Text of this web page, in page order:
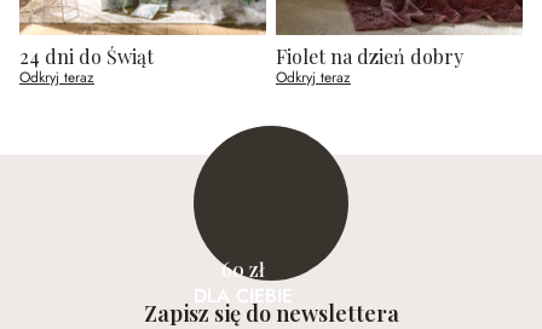
24 dni do Świąt
Odkryj teraz
Fiolet na dzień dobry
Odkryj teraz
60 zł
DLA CIEBIE
Zapisz się do newslettera